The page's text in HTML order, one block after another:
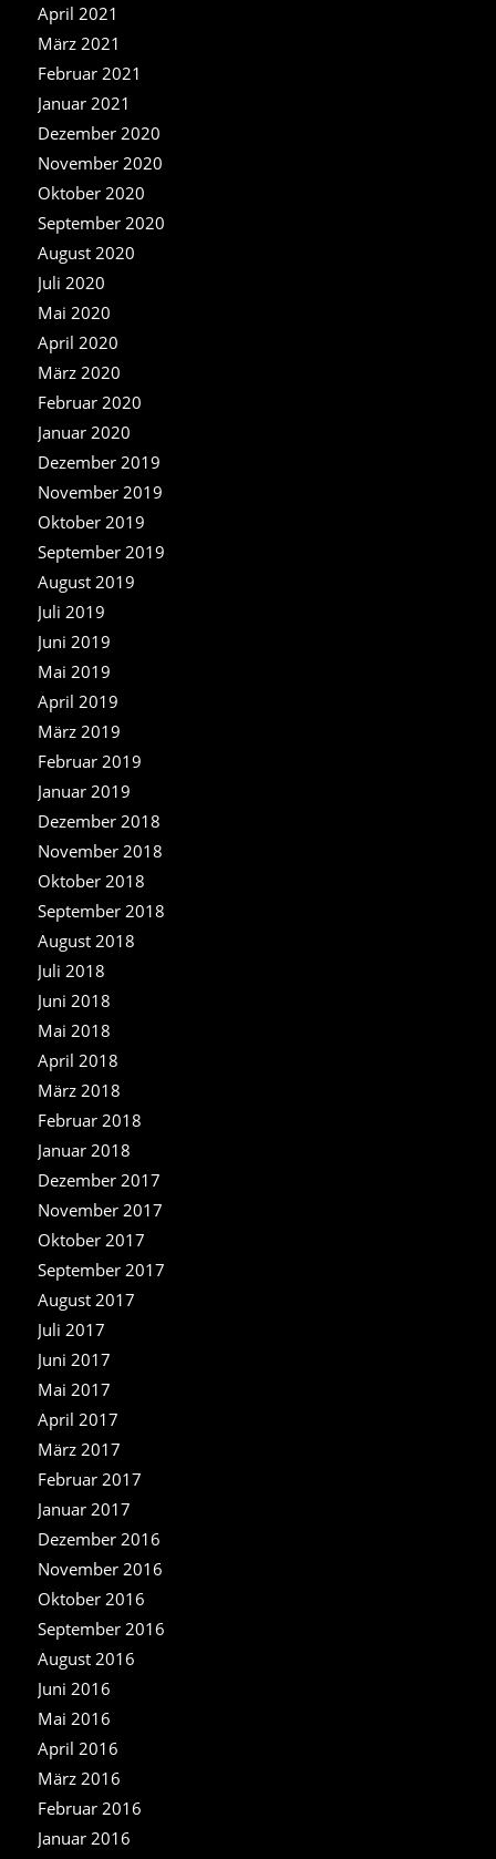
April 2021
März 2021
Februar 2021
Januar 2021
Dezember 2020
November 2020
Oktober 2020
September 2020
August 2020
Juli 2020
Mai 2020
April 2020
März 2020
Februar 2020
Januar 2020
Dezember 2019
November 2019
Oktober 2019
September 2019
August 2019
Juli 2019
Juni 2019
Mai 2019
April 2019
März 2019
Februar 2019
Januar 2019
Dezember 2018
November 2018
Oktober 2018
September 2018
August 2018
Juli 2018
Juni 2018
Mai 2018
April 2018
März 2018
Februar 2018
Januar 2018
Dezember 2017
November 2017
Oktober 2017
September 2017
August 2017
Juli 2017
Juni 2017
Mai 2017
April 2017
März 2017
Februar 2017
Januar 2017
Dezember 2016
November 2016
Oktober 2016
September 2016
August 2016
Juni 2016
Mai 2016
April 2016
März 2016
Februar 2016
Januar 2016